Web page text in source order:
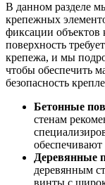
В данном разделе
крепежных
фиксации объектов
поверхность
крепежа, и мы
чтобы обеспечить
безопасность
Бетонные
стенам
Деревянные
деревянным